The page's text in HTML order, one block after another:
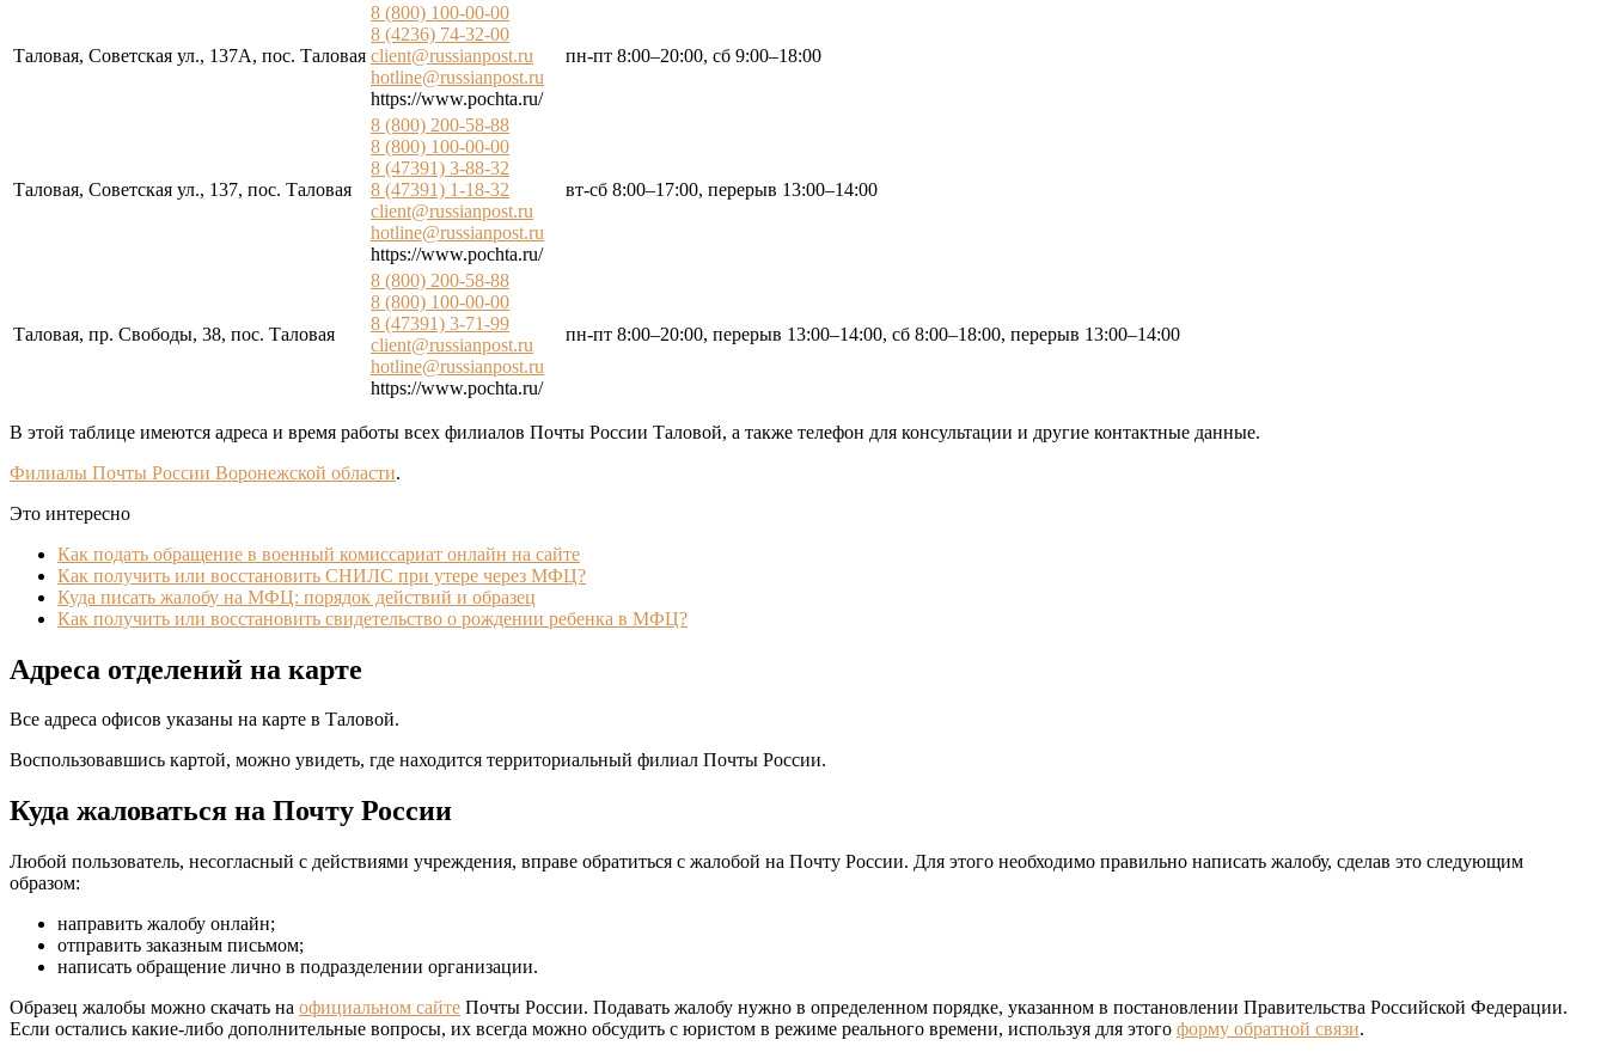
Таловая, Советская ул., 137А, пос. Таловая
8 (800) 100-00-00
8 (4236) 74-32-00
client@russianpost.ru
hotline@russianpost.ru
https://www.pochta.ru/
пн-пт 8:00–20:00, сб 9:00–18:00
Таловая, Советская ул., 137, пос. Таловая
8 (800) 200-58-88
8 (800) 100-00-00
8 (47391) 3-88-32
8 (47391) 1-18-32
client@russianpost.ru
hotline@russianpost.ru
https://www.pochta.ru/
вт-сб 8:00–17:00, перерыв 13:00–14:00
Таловая, пр. Свободы, 38, пос. Таловая
8 (800) 200-58-88
8 (800) 100-00-00
8 (47391) 3-71-99
client@russianpost.ru
hotline@russianpost.ru
https://www.pochta.ru/
пн-пт 8:00–20:00, перерыв 13:00–14:00, сб 8:00–18:00, перерыв 13:00–14:00
В этой таблице имеются адреса и время работы всех филиалов Почты России Таловой, а также телефон для консультации и другие контактные данные.
Филиалы Почты России Воронежской области.
Это интересно
Как подать обращение в военный комиссариат онлайн на сайте
Как получить или восстановить СНИЛС при утере через МФЦ?
Куда писать жалобу на МФЦ: порядок действий и образец
Как получить или восстановить свидетельство о рождении ребенка в МФЦ?
Адреса отделений на карте
Все адреса офисов указаны на карте в Таловой.
Воспользовавшись картой, можно увидеть, где находится территориальный филиал Почты России.
Куда жаловаться на Почту России
Любой пользователь, несогласный с действиями учреждения, вправе обратиться с жалобой на Почту России. Для этого необходимо правильно написать жалобу, сделав это следующим
образом:
направить жалобу онлайн;
отправить заказным письмом;
написать обращение лично в подразделении организации.
Образец жалобы можно скачать на официальном сайте Почты России. Подавать жалобу нужно в определенном порядке, указанном в постановлении Правительства Российской Федерации.
Если остались какие-либо дополнительные вопросы, их всегда можно обсудить с юристом в режиме реального времени, используя для этого форму обратной связи.